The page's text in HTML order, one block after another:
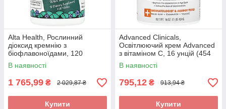
Alta Health, Рослинний
діоксид кремнію з
біофлавоноїдами, 120
таблеток, оригінал
В наявності
1 765,99 ₴ 2 029,87 ₴
Купити
Advanced Clinicals,
Освітлюючий крем Advanced
з вітаміном C, 16 унцій (454
г), оригінал
В наявності
795,12 ₴ 913,94 ₴
Купити